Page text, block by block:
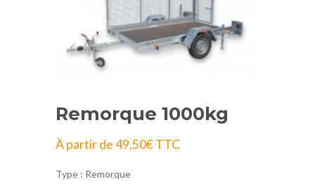
Remorque 1000kg
À partir de49,50€TTC
Type : Remorque